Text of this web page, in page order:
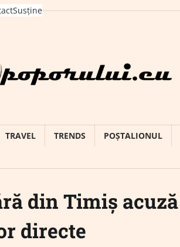
Susține
TRAVEL TRENDS POȘTALIONUL
din Timiș acuză
directe